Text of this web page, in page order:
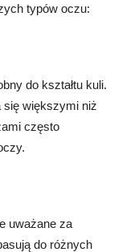
typów oczu:
do kształtu kuli.
się większymi niż
często
uważane za
do różnych